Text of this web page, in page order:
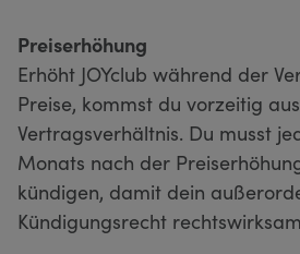
Preiserhöhung
Erhöht JOYclub während der
Preise, kommst du vorzeitig
Vertragsverhältnis. Du musst
Monats nach der
kündigen, damit dein
Kündigungsrecht